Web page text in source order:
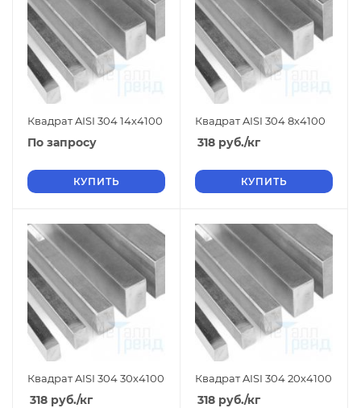
Квадрат AISI 304 14х4100
По запросу
КУПИТЬ
Квадрат AISI 304 8х4100
318 руб./кг
КУПИТЬ
Квадрат AISI 304 30х4100
318 руб./кг
Квадрат AISI 304 20х4100
318 руб./кг